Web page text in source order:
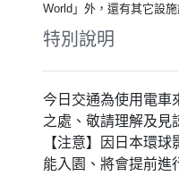
World」外，還有其它設
特別說明
今日交通為使用電車
之處、敬請理解及見
【注意】因日本環
能入園、將會提前進